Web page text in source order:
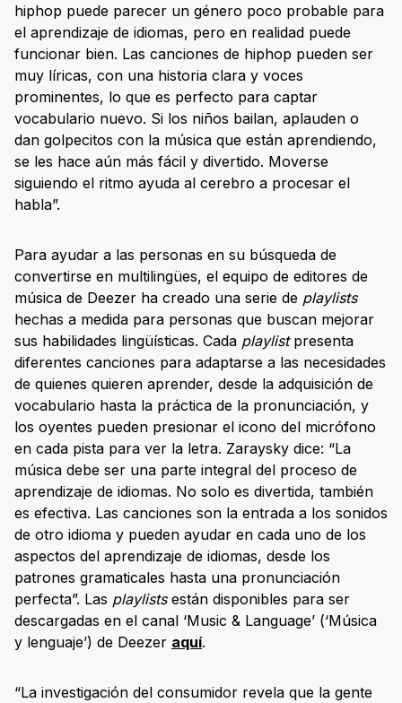
hiphop puede parecer un género poco probable para
el aprendizaje de idiomas, pero en realidad puede
funcionar bien. Las canciones de hiphop pueden ser
muy líricas, con una historia clara y voces
prominentes, lo que es perfecto para captar
vocabulario nuevo. Si los niños bailan, aplauden o
dan golpecitos con la música que están aprendiendo,
se les hace aún más fácil y divertido. Moverse
siguiendo el ritmo ayuda al cerebro a procesar el
habla”.
Para ayudar a las personas en su búsqueda de
convertirse en multilingües, el equipo de editores de
música de Deezer ha creado una serie de playlists
hechas a medida para personas que buscan mejorar
sus habilidades lingüísticas. Cada playlistpresenta
diferentes canciones para adaptarse a las necesidades
de quienes quieren aprender, desde la adquisición de
vocabulario hasta la práctica de la pronunciación, y
los oyentes pueden presionar el icono del micrófono
en cada pista para ver la letra. Zaraysky dice: “La
música debe ser una parte integral del proceso de
aprendizaje de idiomas. No solo es divertida, también
es efectiva. Las canciones son la entrada a los sonidos
de otro idioma y pueden ayudar en cada uno de los
aspectos del aprendizaje de idiomas, desde los
patrones gramaticales hasta una pronunciación
perfecta”. Las playlistsestán disponibles para ser
descargadas en el canal ‘Music & Language’ (‘Música
y lenguaje’) de Deezer aquí.
“La investigación del consumidor revela que la gente